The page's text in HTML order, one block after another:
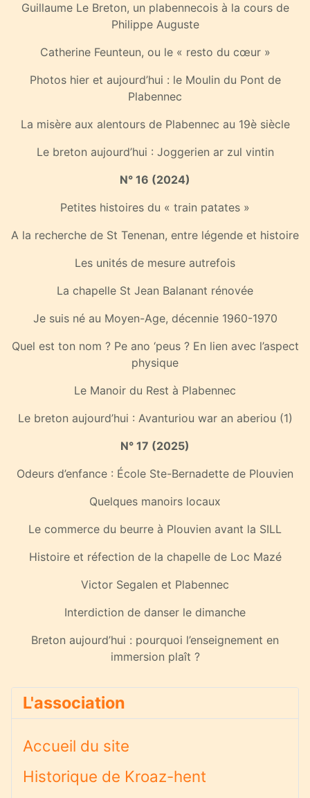
L'association
Accueil du site
Historique de Kroaz-hent
Guillaume Le Breton, un plabennecois à la cours de
Philippe Auguste
Catherine Feunteun, ou le « resto du cœur »
Photos hier et aujourd’hui : le Moulin du Pont de
Plabennec
La misère aux alentours de Plabennec au 19è siècle
Le breton aujourd’hui : Joggerien ar zul vintin
N° 16 (2024)
Petites histoires du « train patates »
A la recherche de St Tenenan, entre légende et histoire
Les unités de mesure autrefois
La chapelle St Jean Balanant rénovée
Je suis né au Moyen-Age, décennie 1960-1970
Quel est ton nom ? Pe ano ‘peus ? En lien avec l’aspect
physique
Le Manoir du Rest à Plabennec
Le breton aujourd’hui : Avanturiou war an aberiou (1)
N° 17 (2025)
Odeurs d’enfance : École Ste-Bernadette de Plouvien
Quelques manoirs locaux
Le commerce du beurre à Plouvien avant la SILL
Histoire et réfection de la chapelle de Loc Mazé
Victor Segalen et Plabennec
Interdiction de danser le dimanche
Breton aujourd’hui : pourquoi l’enseignement en
immersion plaît ?